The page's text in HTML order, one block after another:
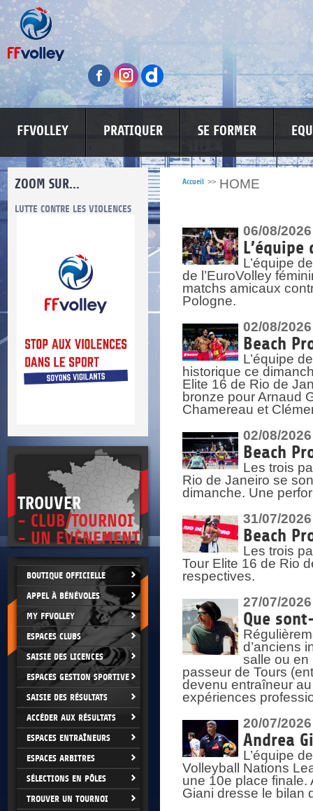
FFVOLLEY PRATIQUER SE FORMER
ZOOM SUR...
MA PETITE SPONSO INFORMATIONS CORONAVIRUS
SITUATION SANITAIRE
COVID-19
>CLIQUEZ ICI
TROUVER
- CLUB/TOURNOI
- UN EVÈNEMENT
BOUTIQUE OFFICIELLE
APPEL À BÉNÉVOLES
MY FFVOLLEY
ESPACES CLUBS
SAISIE DES LICENCES
ESPACES GESTION SPORTIVE
SAISIE DES RÉSULTATS
ACCÉDER AUX RÉSULTATS
ESPACES ENTRAÎNEURS
ESPACES ARBITRES
SÉLECTIONS EN PÔLES
TROUVER UN TOURNOI
Accueil >> HOME
06/08/2026
L’équipe
L’équipe
de l’EuroVolley
matchs amicaux
Pologne.
02/08/2026
Beach
L’équipe
historique ce
Elite 16 de Rio de
bronze pour Arnaud
Chamereau et
02/08/2026
Beach
Les trois
Rio de Janeiro se
dimanche. Une
31/07/2026
Beach
Les trois
Tour Elite 16 de Rio
respectives.
27/07/2026
Que
d’anciens
salle ou en
passeur de Tours
devenu entraîneur
expériences
20/07/2026
Andrea
L’équipe
Volleyball Nations
une 10e place finale.
Giani dresse le bilan